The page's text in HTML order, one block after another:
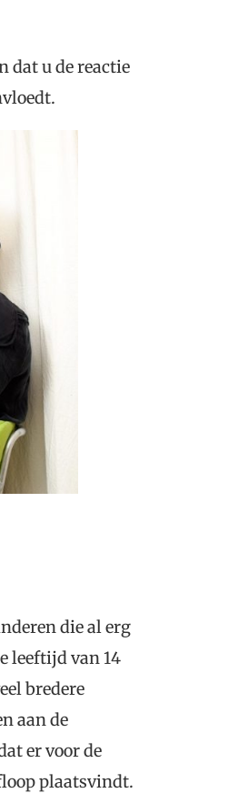
dat u de reactie
die al erg
leeftijd van 14
bredere
aan de
er voor de
plaatsvindt.